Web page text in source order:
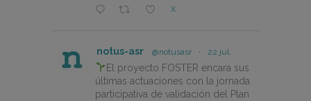
X
notus-asr @notusasr · 22 jul.
El proyecto FOSTER encara sus
últimas actuaciones con la jornada
participativa de validación del Plan